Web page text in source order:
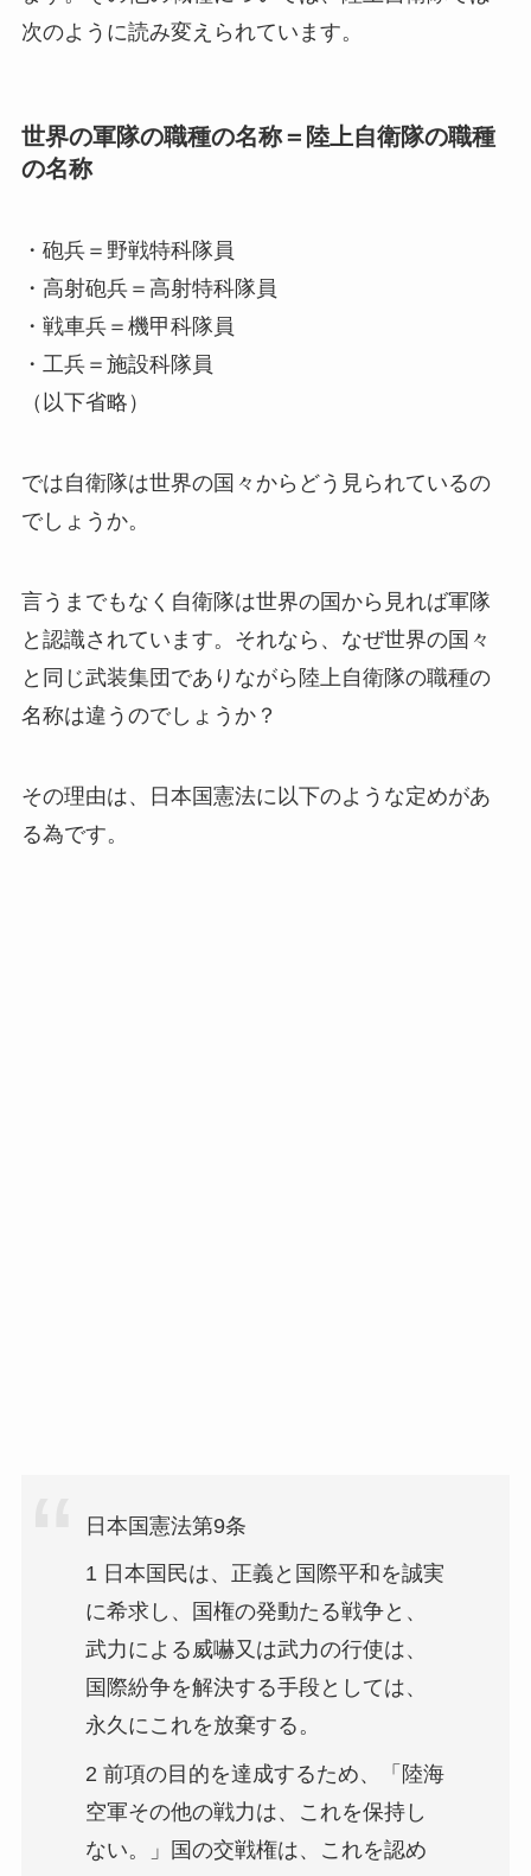
次のように読み変えられています。
世界の軍隊の職種の名称＝陸上自衛隊の職種
の名称
・砲兵＝野戦特科隊員
・高射砲兵＝高射特科隊員
・戦車兵＝機甲科隊員
・工兵＝施設科隊員
（以下省略）
では自衛隊は世界の国々からどう見られているの
でしょうか。
言うまでもなく自衛隊は世界の国から見れば軍隊
と認識されています。それなら、なぜ世界の国々
と同じ武装集団でありながら陸上自衛隊の職種の
名称は違うのでしょうか？
その理由は、日本国憲法に以下のような定めがあ
る為です。
日本国憲法第9条
1 日本国民は、正義と国際平和を誠実
に希求し、国権の発動たる戦争と、
武力による威嚇又は武力の行使は、
国際紛争を解決する手段としては、
永久にこれを放棄する。
2 前項の目的を達成するため、「陸海
空軍その他の戦力は、これを保持し
ない。」国の交戦権は、これを認め